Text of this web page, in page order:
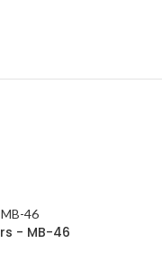
- MB-46